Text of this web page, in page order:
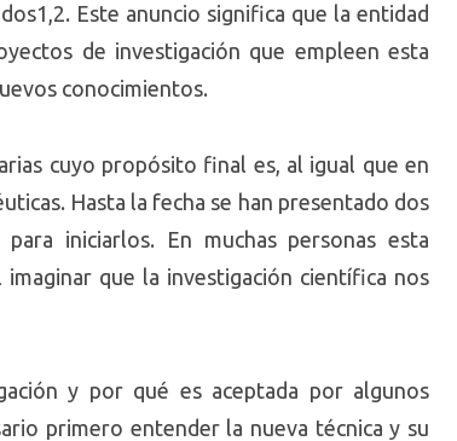
Este anuncio significa que la entidad
de investigación que empleen esta
conocimientos.
cuyo propósito final es, al igual que en
Hasta la fecha se han presentado dos
iniciarlos. En muchas personas esta
que la investigación científica nos
y por qué es aceptada por algunos
primero entender la nueva técnica y su